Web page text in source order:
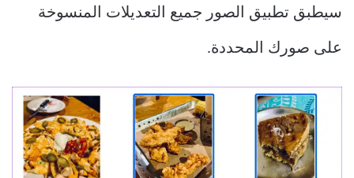
سيطبق تطبيق الصور جميع التعديلات المنسوخة
على صورك المحددة.